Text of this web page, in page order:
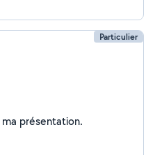
Particulier
Je n'ai pas encore renseigné ma présentation.